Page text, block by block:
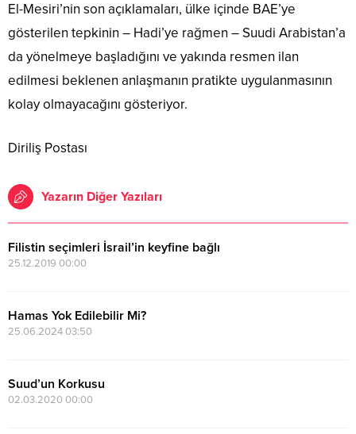
El-Mesiri’nin son açıklamaları, ülke içinde BAE’ye
gösterilen tepkinin – Hadi’ye rağmen – Suudi Arabistan’a
da yönelmeye başladığını ve yakında resmen ilan
edilmesi beklenen anlaşmanın pratikte uygulanmasının
kolay olmayacağını gösteriyor.
Diriliş Postası
Yazarın Diğer Yazıları
Filistin seçimleri İsrail’in keyfine bağlı
25.12.2019 00:00
Hamas Yok Edilebilir Mi?
25.06.2024 03:50
Suud’un Korkusu
02.03.2020 00:00